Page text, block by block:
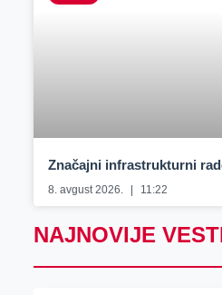
Značajni infrastrukturni
8. avgust 2026. 11:22
NAJNOVIJE